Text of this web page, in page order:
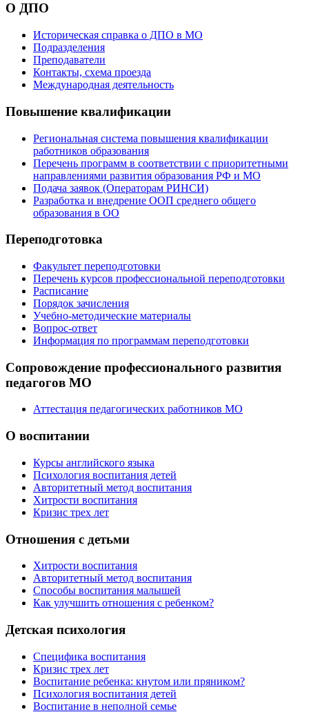
О ДПО
Историческая справка о ДПО в МО
Подразделения
Преподаватели
Контакты, схема проезда
Международная деятельность
Повышение квалификации
Региональная система повышения квалификации
работников образования
Перечень программ в соответствии с приоритетными
направлениями развития образования РФ и МО
Подача заявок (Операторам РИНСИ)
Разработка и внедрение ООП среднего общего
образования в ОО
Переподготовка
Факультет переподготовки
Перечень курсов профессиональной переподготовки
Расписание
Порядок зачисления
Учебно-методические материалы
Вопрос-ответ
Информация по программам переподготовки
Сопровождение профессионального развития
педагогов МО
Аттестация педагогических работников МО
О воспитании
Курсы английского языка
Психология воспитания детей
Авторитетный метод воспитания
Хитрости воспитания
Кризис трех лет
Отношения с детьми
Хитрости воспитания
Авторитетный метод воспитания
Способы воспитания малышей
Как улучшить отношения с ребенком?
Детская психология
Специфика воспитания
Кризис трех лет
Воспитание ребенка: кнутом или пряником?
Психология воспитания детей
Воспитание в неполной семье